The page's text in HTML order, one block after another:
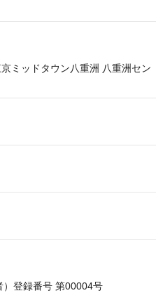
ミッドタウン八重洲 八重洲セン
）登録番号 第00004号